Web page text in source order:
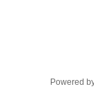
Powered